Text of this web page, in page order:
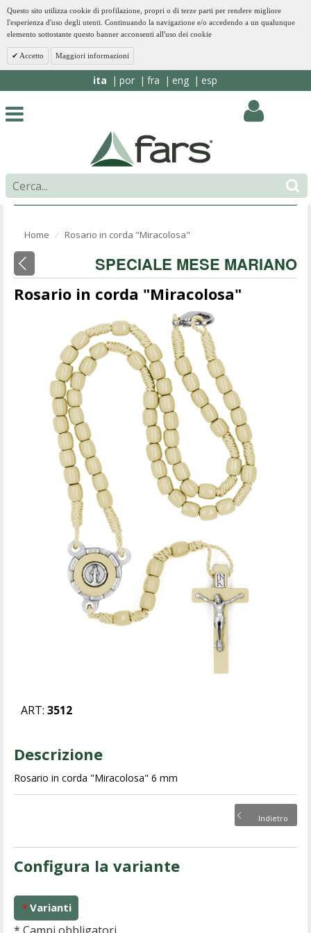
Questo sito utilizza cookie di profilazione, propri o di terze parti per rendere migliore
l'esperienza d'uso degli utenti. Continuando la navigazione e/o accedendo a un qualunque
elemento sottostante questo banner acconsenti all'uso dei cookie
Accetto Maggiori informazioni
ita por fra eng esp
Home ⁄ Rosario in corda "Miracolosa"
SPECIALE MESE MARIANO
Rosario in corda "Miracolosa"
ART: 3512
Descrizione
Rosario in corda "Miracolosa" 6 mm
Indietro
Configura la variante
* Varianti